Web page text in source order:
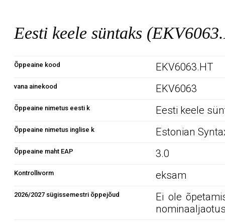
Eesti keele süntaks
Õppeaine kood EKV6063.HT
vana ainekood EKV6063
Õppeaine nimetus eesti k Eesti keele
Õppeaine nimetus inglise k Estonian
Õppeaine maht EAP 3.0
Kontrollivorm eksam
2026/2027 sügissemestri õppejõud
Ei ole